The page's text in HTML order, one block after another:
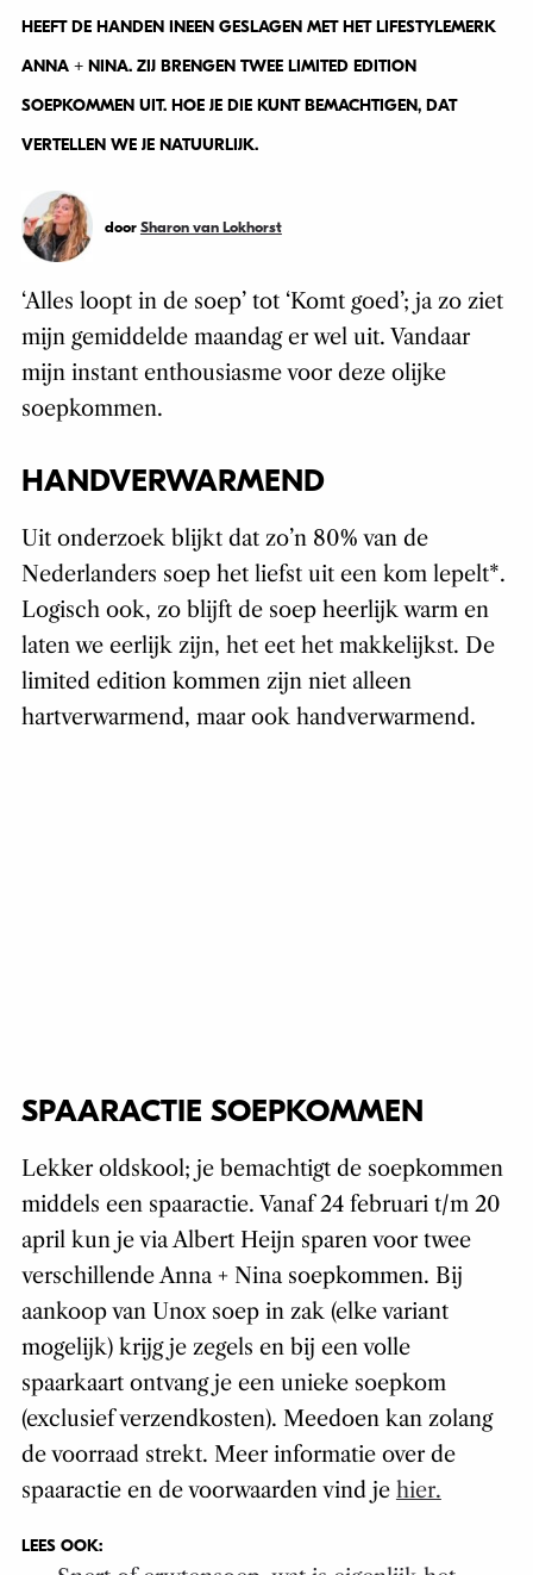
HEEFT DE HANDEN INEEN GESLAGEN MET HET LIFESTYLEMERK
ANNA + NINA. ZIJ BRENGEN TWEE LIMITED EDITION
SOEPKOMMEN UIT. HOE JE DIE KUNT BEMACHTIGEN, DAT
VERTELLEN WE JE NATUURLIJK.
door Sharon van Lokhorst
‘Alles loopt in de soep’ tot ‘Komt goed’; ja zo ziet
mijn gemiddelde maandag er wel uit. Vandaar
mijn instant enthousiasme voor deze olijke
soepkommen.
HANDVERWARMEND
Uit onderzoek blijkt dat zo’n 80% van de
Nederlanders soep het liefst uit een kom lepelt*.
Logisch ook, zo blijft de soep heerlijk warm en
laten we eerlijk zijn, het eet het makkelijkst. De
limited edition kommen zijn niet alleen
hartverwarmend, maar ook handverwarmend.
SPAARACTIE SOEPKOMMEN
Lekker oldskool; je bemachtigt de soepkommen
middels een spaaractie. Vanaf 24 februari t/m 20
april kun je via Albert Heijn sparen voor twee
verschillende Anna + Nina soepkommen. Bij
aankoop van Unox soep in zak (elke variant
mogelijk) krijg je zegels en bij een volle
spaarkaart ontvang je een unieke soepkom
(exclusief verzendkosten). Meedoen kan zolang
de voorraad strekt. Meer informatie over de
spaaractie en de voorwaarden vind je hier.
LEES OOK: